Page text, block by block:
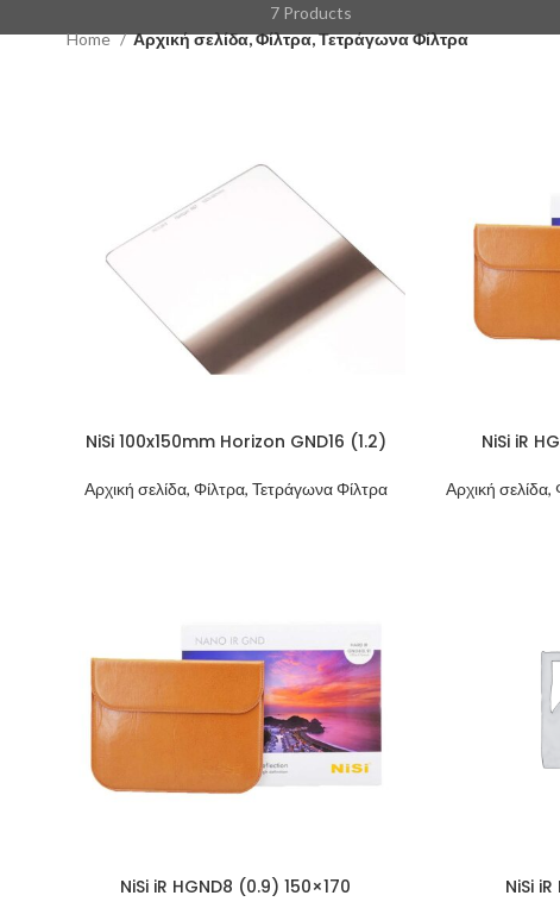
7 Products
Home
Αρχική σελίδα, Φίλτρα, Τετράγωνα Φίλτρα
NiSi 100x150mm Horizon GND16 (1.2)
Αρχική σελίδα, Φίλτρα, Τετράγωνα Φίλτρα
NiSi iR
Αρχική
NiSi iR HGND8 (0.9) 150×170 NiSi